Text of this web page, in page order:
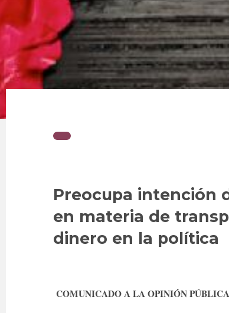
Preocupa intención
en materia de
dinero en la política
COMUNICADO A LA OPINIÓN PÚBLICA